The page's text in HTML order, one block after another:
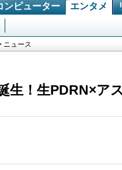
ンピューター エンタメ
ニュース
生！生PDRN×ア